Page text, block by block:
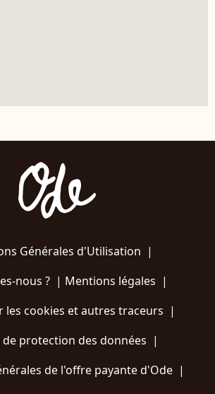
Générales d'Utilisation |
nous ?| Mentions légales |
les cookies et autres traceurs |
protection des données |
de l'offre payante d'Ode |